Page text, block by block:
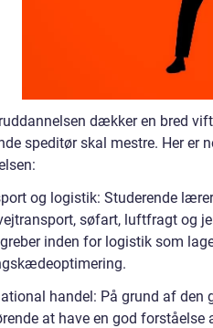
dækker en bred
speditør skal mestre. Her er
og logistik: Studerende
søfart, luftfragt og
inden for logistik som
handel: På grund af den
at have en god forståelse